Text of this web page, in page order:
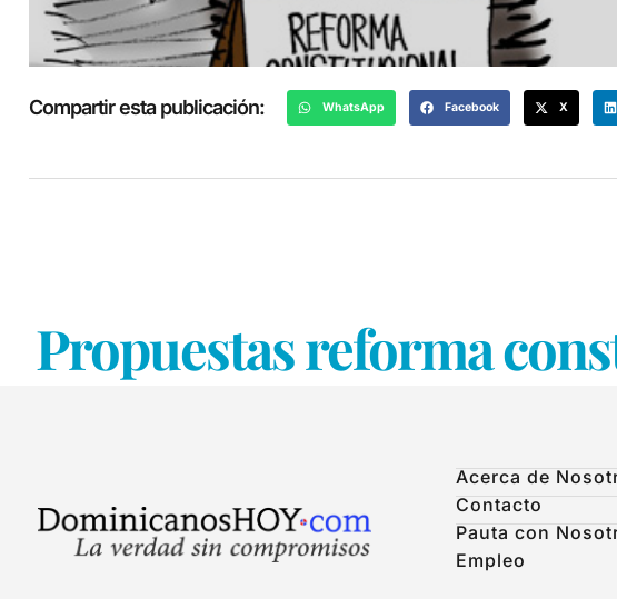
Compartir esta publicación: WhatsApp Facebook X
Propuestas reforma
Acerca de
Contacto
Pauta con
Empleo